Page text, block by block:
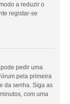
a reduzir o
registar-se
pedir uma
pela primeira
da senha. Siga as
com uma